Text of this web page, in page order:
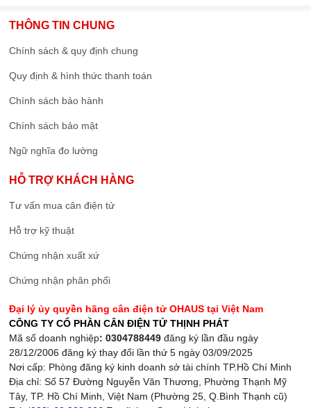
THÔNG TIN CHUNG
Chính sách & quy định chung
Quy định & hình thức thanh toán
Chính sách bảo hành
Chính sách bảo mật
Ngữ nghĩa đo lường
HỖ TRỢ KHÁCH HÀNG
Tư vấn mua cân điện tử
Hỗ trợ kỹ thuật
Chứng nhận xuất xứ
Chứng nhận phân phối
Đại lý ủy quyền hãng cân điện tử OHAUS tại Việt Nam
CÔNG TY CỔ PHẦN CÂN ĐIỆN TỬ THỊNH PHÁT
Mã số doanh nghiệp: 0304788449 đăng ký lần đầu ngày
28/12/2006 đăng ký thay đổi lần thứ 5 ngày 03/09/2025
Nơi cấp: Phòng đăng ký kinh doanh sở tài chính TP.Hồ Chí Minh
Địa chỉ: Số 57 Đường Nguyễn Văn Thương, Phường Thạnh Mỹ
Tây, TP. Hồ Chí Minh, Việt Nam (Phường 25, Q.Bình Thạnh cũ)